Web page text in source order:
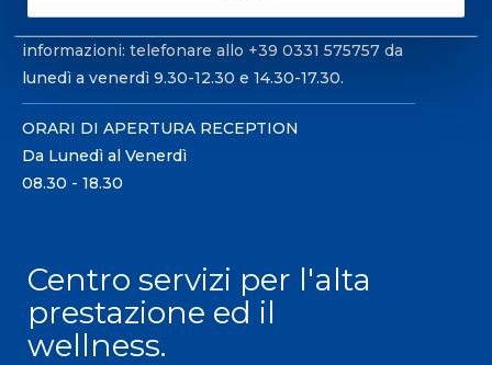
Per prenotare una visita o avere ulteriori
informazioni: telefonare allo +39 0331 575757 da
lunedì a venerdì 9.30-12.30 e 14.30-17.30.
ORARI DI APERTURA RECEPTION
Da Lunedì al Venerdì
08.30 - 18.30
Centro servizi per l'alta
prestazione ed il
wellness.